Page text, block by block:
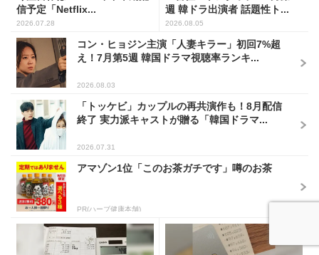
信予定「Netflix...
2026.07.28
週 韓ドラ出演者 話題性ト...
2026.08.05
コン・ヒョジン主演「人妻キラー」初回7%超
え！7月第5週 韓国ドラマ視聴率ランキ...
2026.08.03
「トッケビ」カップルの再共演作も！8月配信
終了 実力派キャストが贈る「韓国ドラマ...
2026.07.31
アマゾン1位「このお茶ガチです」噂のお茶
PR(ハーブ健康本舗)